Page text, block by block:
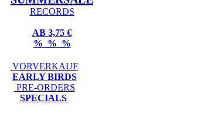
RECORDS
AB 3,75 €
% % %
VORVERKAUF
EARLY BIRDS
PRE-ORDERS
SPECIALS